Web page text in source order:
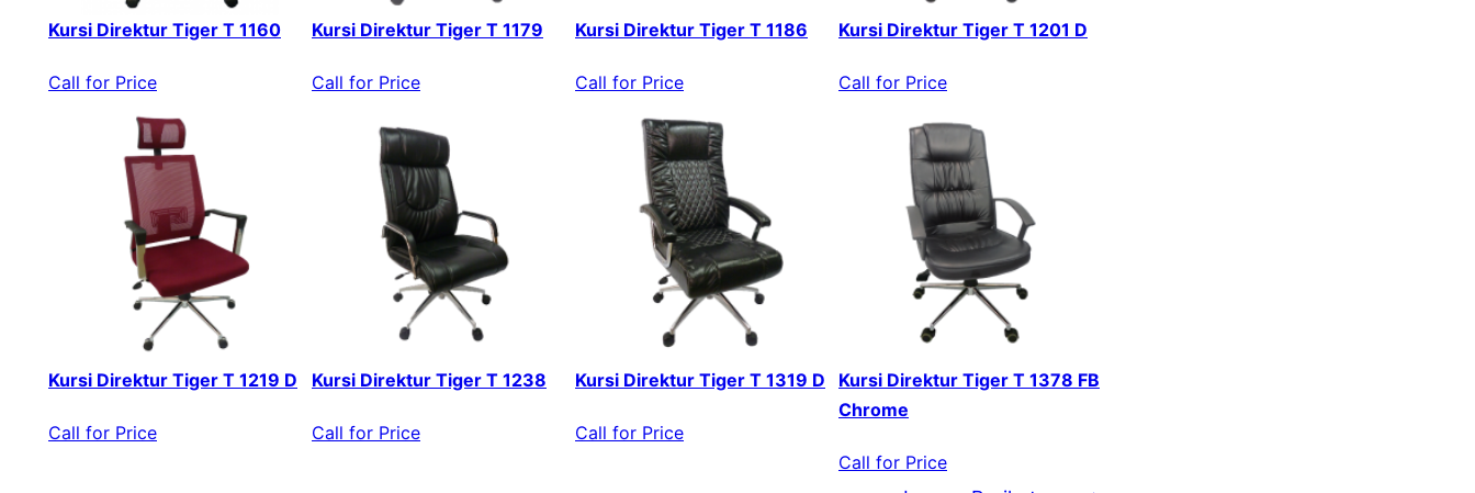
Kursi Direktur Tiger T 1160
Call for Price
Kursi Direktur Tiger T 1179
Call for Price
Kursi Direktur Tiger T 1186
Call for Price
Kursi Direktur Tiger T 1201 D
Call for Price
Kursi Direktur Tiger T 1219 D
Call for Price
Kursi Direktur Tiger T 1238
Call for Price
Kursi Direktur Tiger T 1319 D
Call for Price
Kursi Direktur Tiger T 1378 FB
Chrome
Call for Price